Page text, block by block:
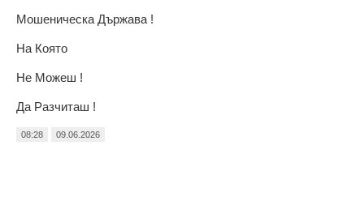
Мошеническа Държава !
На Която
Не Можеш !
Да Разчиташ !
08:28 09.06.2026